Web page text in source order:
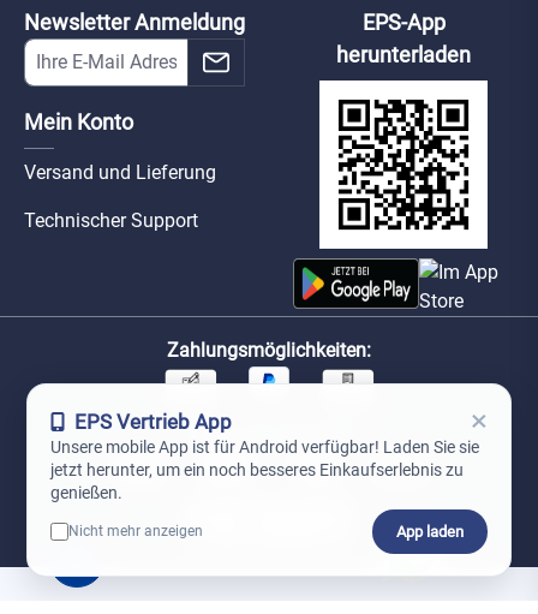
Newsletter Anmeldung
Mein Konto
Versand und Lieferung
Technischer Support
EPS-App
herunterladen
Zahlungsmöglichkeiten:
Unsere Versandpartner:
EPS Vertrieb App ×
Unsere mobile App ist für Android verfügbar! Laden Sie sie
jetzt herunter, um ein noch besseres Einkaufserlebnis zu
genießen.
Nicht mehr anzeigen App laden